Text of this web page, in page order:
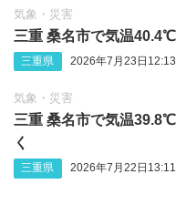
気象・災害
三重 桑名市で気温
三重県 2026年7月23日12:13
気象・災害
三重 桑名市で気温
く
三重県 2026年7月22日13:11